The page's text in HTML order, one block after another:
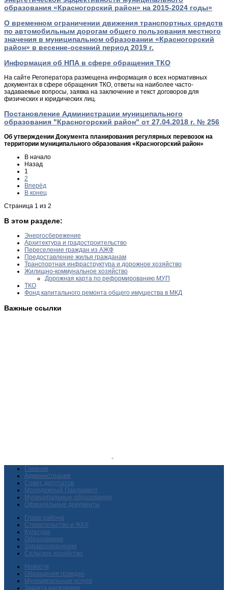
образования «Красногорский район» на 2015-2024 годы»
О временном ограничении движения транспортных средств
по автомобильным дорогам общего пользования местного
значения в муниципальном образовании «Красногорский
район» в весенне-осенний период 2019 г.
Информация об НПА в сфере обращения ТКО
На сайте Регоператора размещена информация о всех нормативных
документах в сфере обращения ТКО, ответы на наиболее часто-
задаваемые вопросы, заявка на заключение и текст договоров для
физических и юридических лиц.
Постановление Администрации муниципального
образования "Красногорский район" от 27.04.2018 г. № 256
Об утверждении Документа планирования регулярных перевозок на
территории муниципального образования «Красногорский район»
В начало
Назад
1
2
Вперёд
В конец
Страница 1 из 2
В этом разделе:
Энергосбережение
Архитектура и градостроительство
Переселение граждан из АЖФ
Предоставление жилья гражданам
Транспортная инфраструктура и дорожное хозяйство
Жилищно-коммунальное хозяйство
Дорожная карта по реформированию МУП
ТКО
Фонд капитального ремонта общего имущества в МКД
Важные ссылки
Главная
Администрация
Совет депутатов
Молодежный Парламент
Муниципальные образования
Официальные документы
Глава района
Строительство и ЖКХ
Культура
Образование
Здравоохранение
Сельское хозяйство
Новости
Обращения граждан
Муниципальные услуги
Защита населения